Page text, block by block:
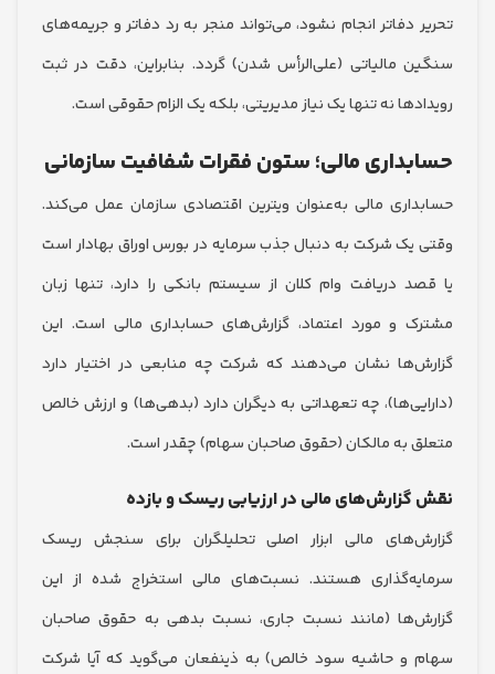
دفاتر انجام نشود، می‌تواند منجر به رد دفاتر و جریمه‌های
مالیاتی (علی‌الرأس شدن) گردد. بنابراین، دقت در ثبت
نه تنها یک نیاز مدیریتی، بلکه یک الزام حقوقی است.
مالی؛ ستون فقرات شفافیت سازمانی
مالی به‌عنوان ویترین اقتصادی سازمان عمل می‌کند.
شرکت به دنبال جذب سرمایه در بورس اوراق بهادار است
دریافت وام کلان از سیستم بانکی را دارد، تنها زبان
و مورد اعتماد، گزارش‌های حسابداری مالی است. این
نشان می‌دهند که شرکت چه منابعی در اختیار دارد
چه تعهداتی به دیگران دارد (بدهی‌ها) و ارزش خالص
به مالکان (حقوق صاحبان سهام) چقدر است.
مالی در ارزیابی ریسک و بازده
مالی ابزار اصلی تحلیلگران برای سنجش ریسک
هستند. نسبت‌های مالی استخراج شده از این
(مانند نسبت جاری، نسبت بدهی به حقوق صاحبان
و حاشیه سود خالص) به ذینفعان می‌گوید که آیا شرکت